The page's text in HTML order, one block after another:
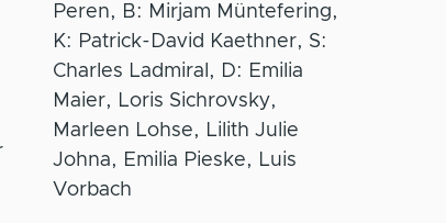
Peren, B: Mirjam Müntefering,
K: Patrick-David Kaethner, S:
Charles Ladmiral, D: Emilia
Maier, Loris Sichrovsky,
Marleen Lohse, Lilith Julie
Johna, Emilia Pieske, Luis
Vorbach